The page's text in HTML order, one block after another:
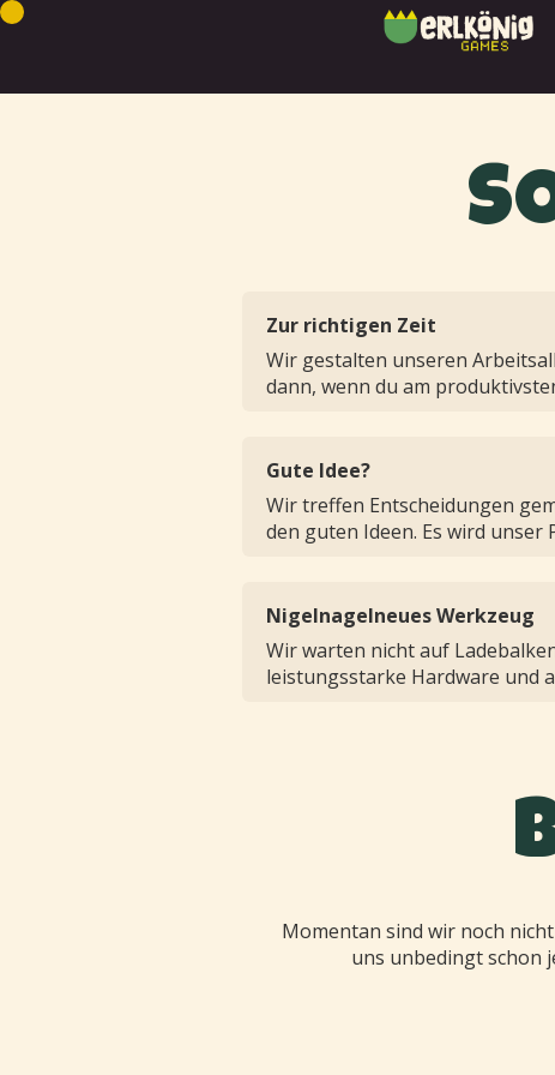
Zur richtigen Zeit
Wir gestalten unseren
dann, wenn du am
Gute Idee?
Wir treffen Entscheidungen
den guten Ideen. Es wird unser
Nigelnagelneues Werkzeug
Wir warten nicht auf
leistungsstarke Hardware und
Momentan sind wir noch
uns unbedingt schon